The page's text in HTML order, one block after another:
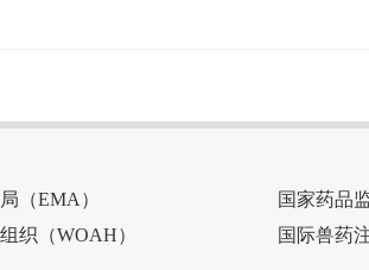
（EMA）
国家药品
织（WOAH） 国际兽药